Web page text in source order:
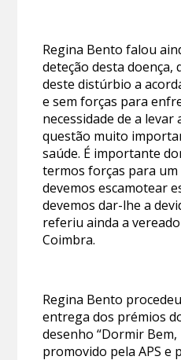
Regina Bento falou
deteção desta doença,
deste distúrbio a
e sem forças para
necessidade de a levar
questão muito
saúde. É importante
termos forças para
devemos escamotear
devemos dar-lhe a
referiu ainda a
Coimbra.
Regina Bento
entrega dos prémios
desenho “Dormir
promovido pela APS e